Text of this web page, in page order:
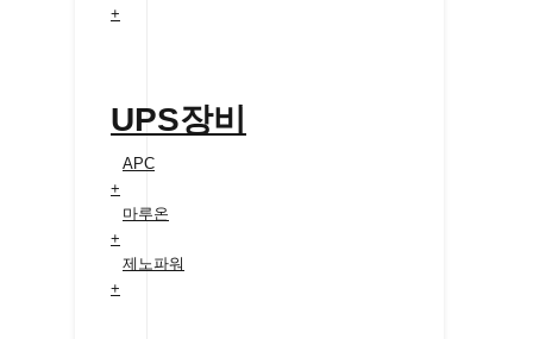
+
UPS장비
APC
+
마루온
+
제노파워
+